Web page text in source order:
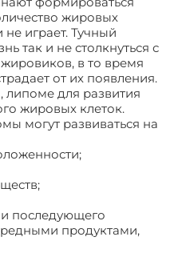
жировых
играет. Тучный
так и не столкнуться с
в то время
от их появления.
липоме для развития
жировых клеток.
могут развиваться на
и последующего
продуктами,